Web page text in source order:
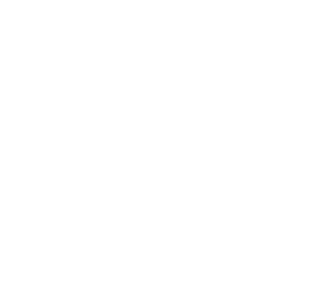
Nach der Bewertung: Wie
Rollen und Verantwortlichkeiten –